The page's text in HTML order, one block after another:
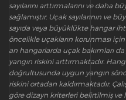
sayılarını arttırmalarını ve daha
sağlamıştır. Uçak sayılarının ve
sayıda veya büyüklükte hangar
öncelikle uçakların korunması
an hangarlarda uçak bakımları
yangın riskini arttırmaktadır.
doğrultusunda uygun yangın
riskini ortadan kaldırmaktadır.
göre dizayn kriterleri belirtilmiş ve